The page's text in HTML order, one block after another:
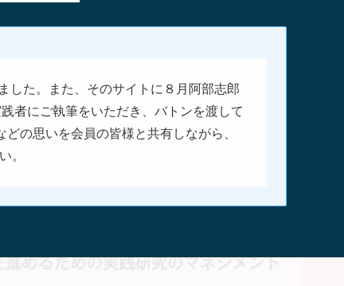
した。また、そのサイトに８月阿部志郎
者にご執筆をいただき、バトンを渡して
の思いを会員の皆様と共有しながら、
。